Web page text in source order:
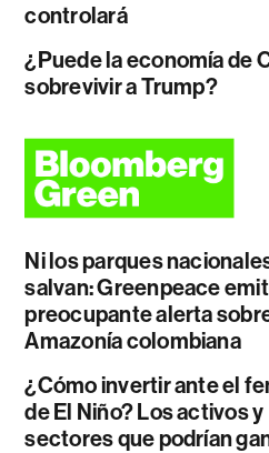
controlará
¿Puede la economía de
sobrevivir a Trump?
Ni los parques
salvan: Greenpeace
preocupante alerta
Amazonía colombiana
¿Cómo invertir ante el
de El Niño? Los activos y
sectores que podrían